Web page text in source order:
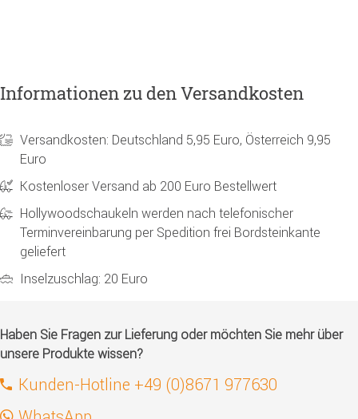
Informationen zu den Versandkosten
Versandkosten: Deutschland 5,95 Euro, Österreich 9,95
Euro
Kostenloser Versand ab 200 Euro Bestellwert
Hollywoodschaukeln werden nach telefonischer
Terminvereinbarung per Spedition frei Bordsteinkante
geliefert
Inselzuschlag: 20 Euro
Haben Sie Fragen zur Lieferung oder möchten Sie mehr über
unsere Produkte wissen?
Kunden-Hotline +49 (0)8671 977630